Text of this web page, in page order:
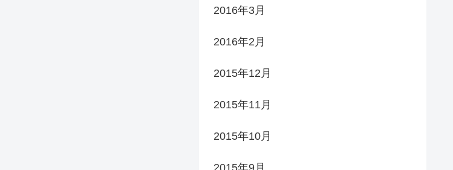
2016年3月
2016年2月
2015年12月
2015年11月
2015年10月
2015年9月